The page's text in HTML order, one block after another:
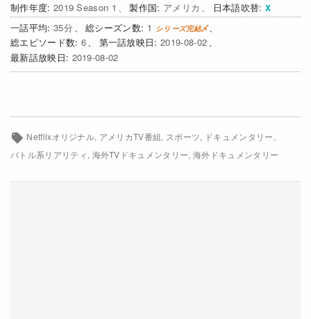
Watchlist
過去の配信終了作品
お問い合わせ
2019 Season 1
アメリカ
日本語吹替
35
1
6
2019-08-02
2019-08-02
Netflixオリジナル アメリカTV番組 スポーツ
ドキュメンタリー
バトル系リアリティ 海外TVドキュメンタリー 海外ドキュメンタリー